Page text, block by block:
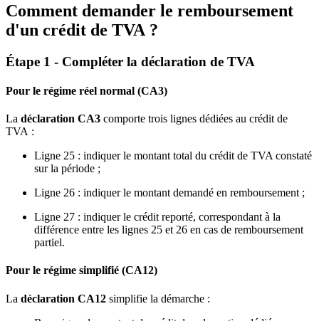
Comment demander le remboursement
d'un crédit de TVA ?
Étape 1 - Compléter la déclaration de TVA
Pour le régime réel normal (CA3)
La déclaration CA3 comporte trois lignes dédiées au crédit de
TVA :
Ligne 25 : indiquer le montant total du crédit de TVA constaté
sur la période ;
Ligne 26 : indiquer le montant demandé en remboursement ;
Ligne 27 : indiquer le crédit reporté, correspondant à la
différence entre les lignes 25 et 26 en cas de remboursement
partiel.
Pour le régime simplifié (CA12)
La déclaration CA12 simplifie la démarche :